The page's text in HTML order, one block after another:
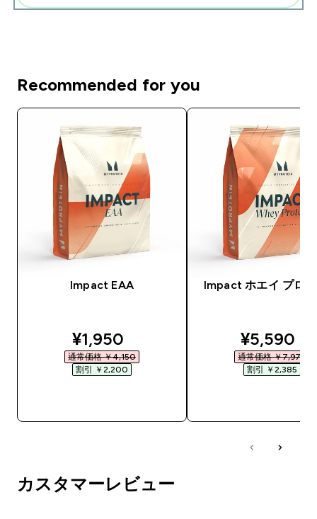
Recommended for you
Impact EAA
discounted price
¥1,950‎
通常価格 ￥4,150‎
割引 ￥2,200‎
Impact ホエイ プロ
¥5,590‎
通常価格 ￥7,975‎
割引 ￥2,385‎
カスタマーレビュー